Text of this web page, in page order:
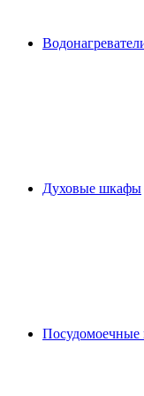
Духовые шкафы